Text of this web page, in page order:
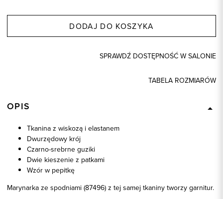
DODAJ DO KOSZYKA
SPRAWDŹ DOSTĘPNOŚĆ W SALONIE
TABELA ROZMIARÓW
OPIS
Tkanina z wiskozą i elastanem
Dwurzędowy krój
Czarno-srebrne guziki
Dwie kieszenie z patkami
Wzór w pepitkę
Marynarka ze spodniami (87496) z tej samej tkaniny tworzy garnitur.